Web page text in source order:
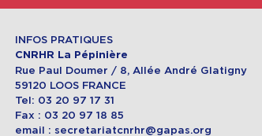
INFOS PRATIQUES
CNRHR La Pépinière
Rue Paul Doumer / 8, Allée André Glatigny
59120 LOOS FRANCE
Tel: 03 20 97 17 31
Fax : 03 20 97 18 85
email : secretariatcnrhr@gapas.org